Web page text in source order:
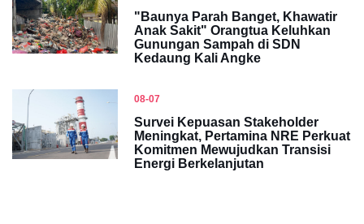
"Baunya Parah Banget, Khawatir
Anak Sakit" Orangtua Keluhkan
Gunungan Sampah di SDN
Kedaung Kali Angke
08-07
Survei Kepuasan Stakeholder
Meningkat, Pertamina NRE Perkuat
Komitmen Mewujudkan Transisi
Energi Berkelanjutan